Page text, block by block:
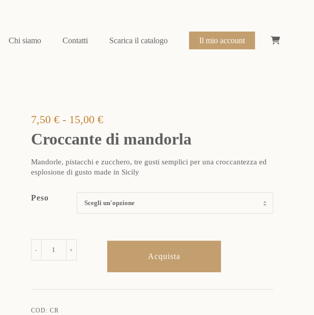
Chi siamo Contatti Scarica il catalogo Il mio account
7,50 € - 15,00 €Fascia
di
da
a
15,00 €
Croccante di mandorla
Mandorle, pistacchi e zucchero, tre gusti semplici per una croccantezza ed
esplosione di gusto made in Sicily
Peso
- +
Acquista
COD: CR